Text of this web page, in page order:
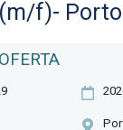
f)- Porto